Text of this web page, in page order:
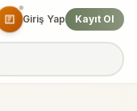
Giriş Yap Kayıt Ol